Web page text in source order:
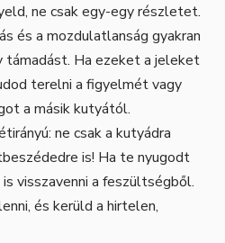
ne csak egy-egy részletet.
és a mozdulatlanság gyakran
támadást. Ha ezeket a jeleket
terelni a figyelmét vagy
a másik kutyától.
ne csak a kutyádra
is! Ha te nyugodt
visszavenni a feszültségből.
és kerüld a hirtelen,